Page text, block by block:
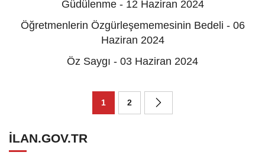
Güdülenme - 12 Haziran 2024
Öğretmenlerin Özgürleşememesinin Bedeli - 06
Haziran 2024
Öz Saygı - 03 Haziran 2024
1 2
ILAN.GOV.TR